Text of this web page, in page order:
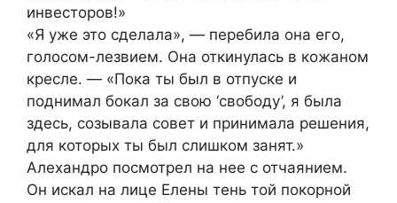
инвесторов!»
«Я уже это сделала», — перебила она его,
голосом-лезвием. Она откинулась в кожаном
кресле. — «Пока ты был в отпуске и
поднимал бокал за свою ‘свободу’, я была
здесь, созывала совет и принимала решения,
для которых ты был слишком занят.»
Алехандро посмотрел на нее с отчаянием.
Он искал на лице Елены тень той покорной